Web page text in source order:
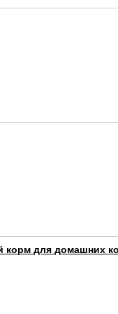
корм для домашних